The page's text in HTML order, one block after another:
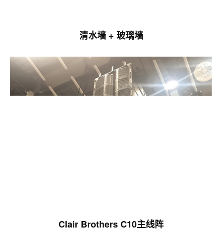
清水墙 + 玻璃墙
Clair Brothers C10主线阵